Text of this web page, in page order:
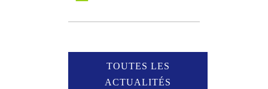
TOUTES LES
ACTUALITÉS